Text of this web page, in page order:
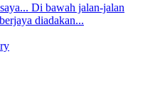
Di bawah jalan-jalan
diadakan...